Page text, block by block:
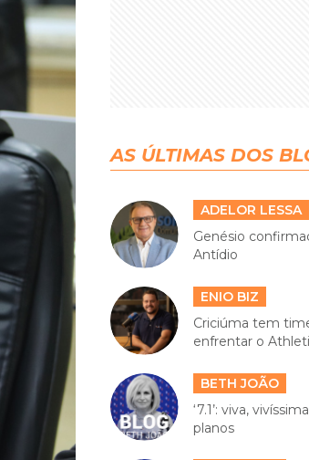
AS ÚLTIMAS DOS
ADELOR LESSA
Genésio
Antídio
ENIO BIZ
Criciúma tem
enfrentar o
BETH JOÃO
‘7.1’: viva,
planos